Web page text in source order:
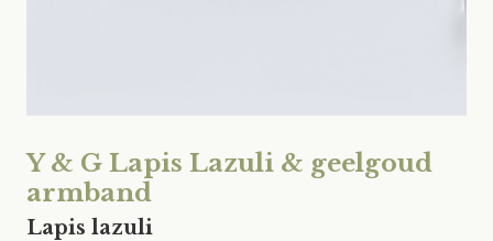
Y & G Lapis Lazuli & geelgoud
armband
Lapis lazuli